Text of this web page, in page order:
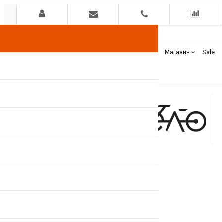
Гарантия Оплата Доставка Бренды Магазин Sale